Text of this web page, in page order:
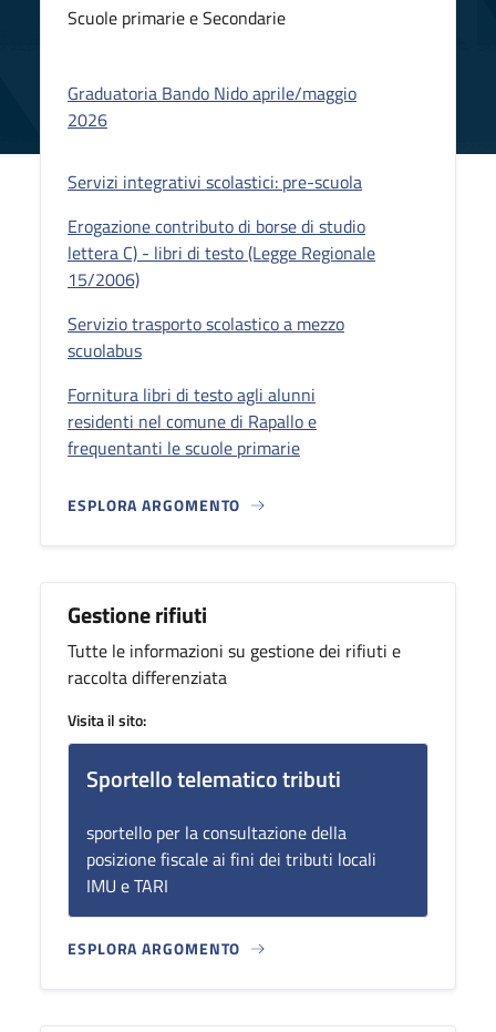
Scuole primarie e Secondarie
Graduatoria Bando Nido aprile/maggio
2026
Servizi integrativi scolastici: pre-scuola
Erogazione contributo di borse di studio
lettera C) - libri di testo (Legge Regionale
15/2006)
Servizio trasporto scolastico a mezzo
scuolabus
Fornitura libri di testo agli alunni
residenti nel comune di Rapallo e
frequentanti le scuole primarie
ESPLORA ARGOMENTO
Gestione rifiuti
Tutte le informazioni su gestione dei rifiuti e
raccolta differenziata
Visita il sito:
Sportello telematico tributi
sportello per la consultazione della
posizione fiscale ai fini dei tributi locali
IMU e TARI
ESPLORA ARGOMENTO